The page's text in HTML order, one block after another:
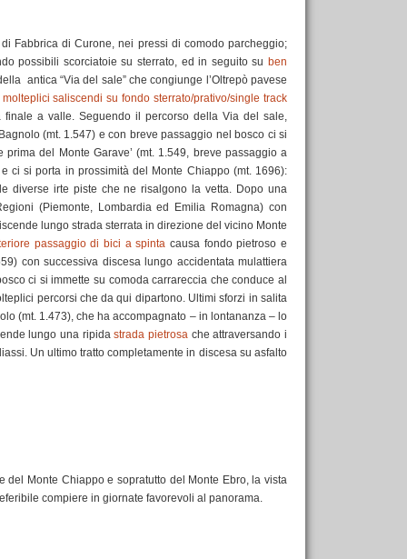
Fabbrica di Curone, nei pressi di comodo parcheggio;
possibili scorciatoie su sterrato, ed in seguito su ben
antica “Via del sale” che congiunge l’Oltrepò pavese
saliscendi su fondo sterrato/prativo/single track
a valle. Seguendo il percorso della Via del sale,
(mt. 1.547) e con breve passaggio nel bosco ci si
del Monte Garave’ (mt. 1.549, breve passaggio a
ci si porta in prossimità del Monte Chiappo (mt. 1696):
diverse irte piste che ne risalgono la vetta. Dopo una
(Piemonte, Lombardia ed Emilia Romagna) con
lungo strada sterrata in direzione del vicino Monte
passaggio di bici a spinta causa fondo pietroso e
con successiva discesa lungo accidentata mulattiera
ci si immette su comoda carrareccia che conduce al
percorsi che da qui dipartono. Ultimi sforzi in salita
(mt. 1.473), che ha accompagnato – in lontananza – lo
lungo una ripidastrada pietrosa che attraversando i
Un ultimo tratto completamente in discesa su asfalto
del Monte Chiappo e sopratutto del Monte Ebro, la vista
compiere in giornate favorevoli al panorama.